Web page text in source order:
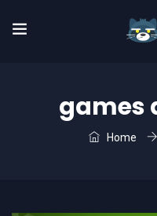
games
Home